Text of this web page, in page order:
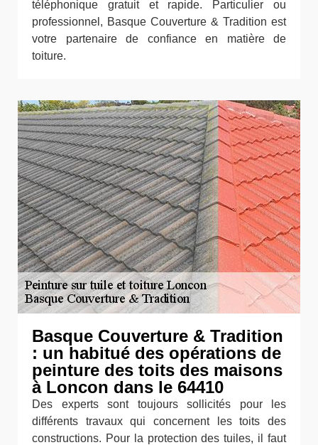
téléphonique gratuit et rapide. Particulier ou
professionnel, Basque Couverture & Tradition est
votre partenaire de confiance en matière de
toiture.
Basque Couverture & Tradition
: un habitué des opérations de
peinture des toits des maisons
à Loncon dans le 64410
Des experts sont toujours sollicités pour les
différents travaux qui concernent les toits des
constructions. Pour la protection des tuiles, il faut